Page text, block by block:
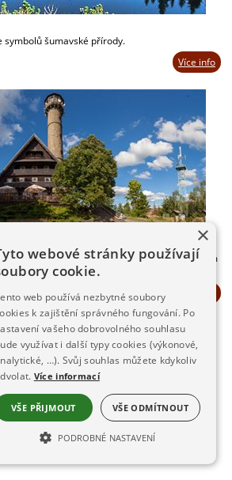
symbolů šumavské přírody.
Více info
845 m n.m. Rozhledna s nádherným výhledem
×
webové stránky používají
cookie.
web používá nezbytné soubory
k zajištění správného fungování. Po
vašeho dobrovolného souhlasu
využívat i další typy cookies (výkonové,
…). Svůj souhlas můžete kdykoliv
Více informací
VŠE PŘIJMOUT VŠE ODMÍTNOUT
PODROBNÉ NASTAVENÍ
NEZBYTNĚ NUTNÉ SOUBORY